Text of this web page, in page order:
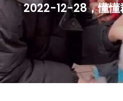
2022-12-28，懂懂